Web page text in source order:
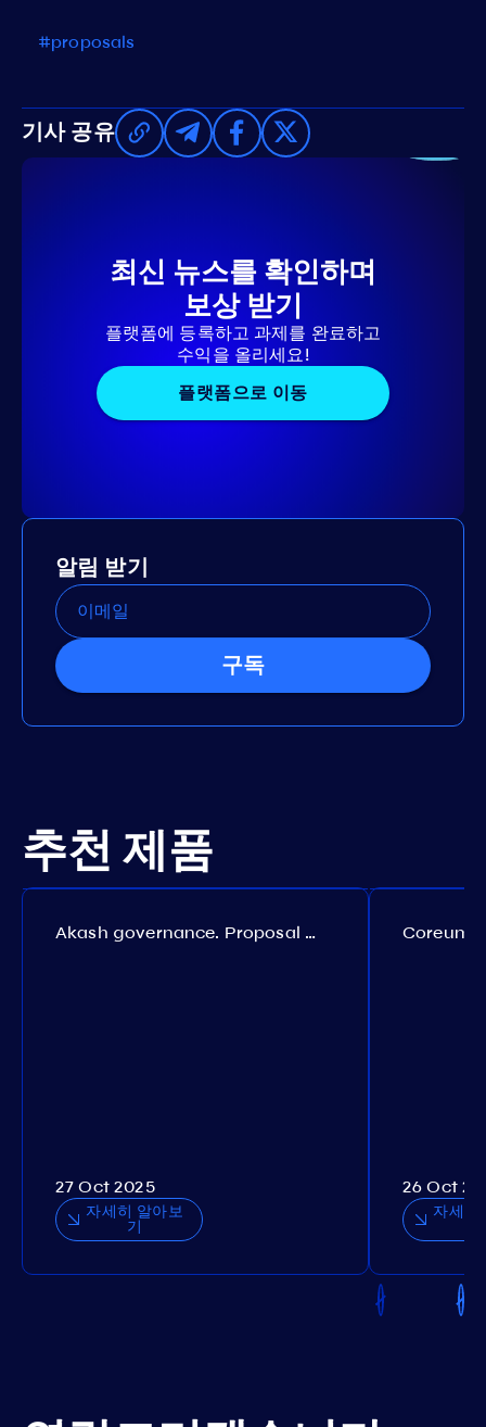
#proposals
기사 공유
최신 뉴스를 확인하며
보상 받기
플랫폼에 등록하고 과제를 완료하고
수익을 올리세요!
플랫폼으로 이동
알림 받기
구독
추천 제품
Akash governance. Proposal №308
27 Oct 2025
자세히 알아보
기
26 Oct
자세히